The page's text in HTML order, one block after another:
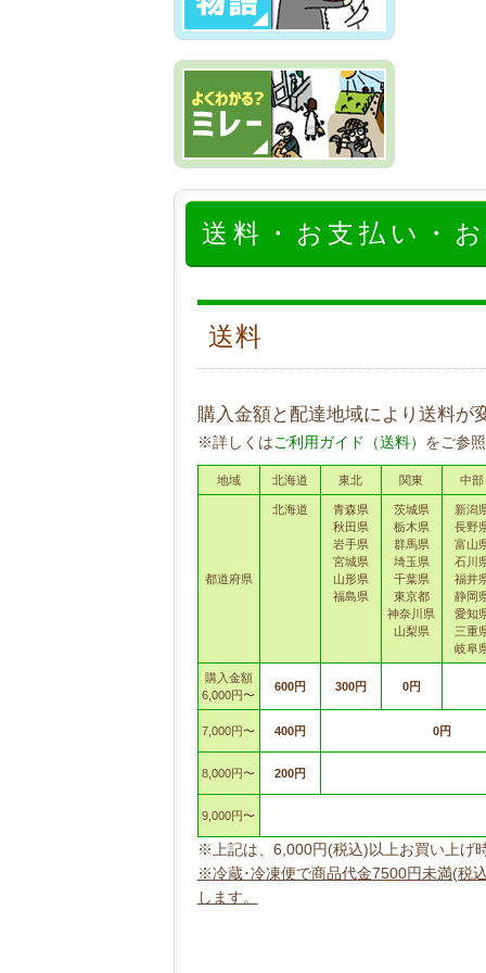
送料・お支払い・
送料
購入金額と配達地域により送料が
※詳しくはご利用ガイド（送料） をご参
地域 北海道 東北 関東 中部
都道府県
北海道
青森県
秋田県
岩手県
宮城県
山形県
福島県
茨城県
栃木県
群馬県
埼玉県
千葉県
東京都
神奈川県
山梨県
新潟
長野
富山
石川
福井
静岡
愛知
三重
岐阜
購入金額
6,000円〜
600円 300円 0円
7,000円〜 400円 0円
8,000円〜 200円
9,000円〜
※上記は、6,000円(税込)以上お買い上げ
※冷蔵･冷凍便で商品代金7500円未満(税
します。